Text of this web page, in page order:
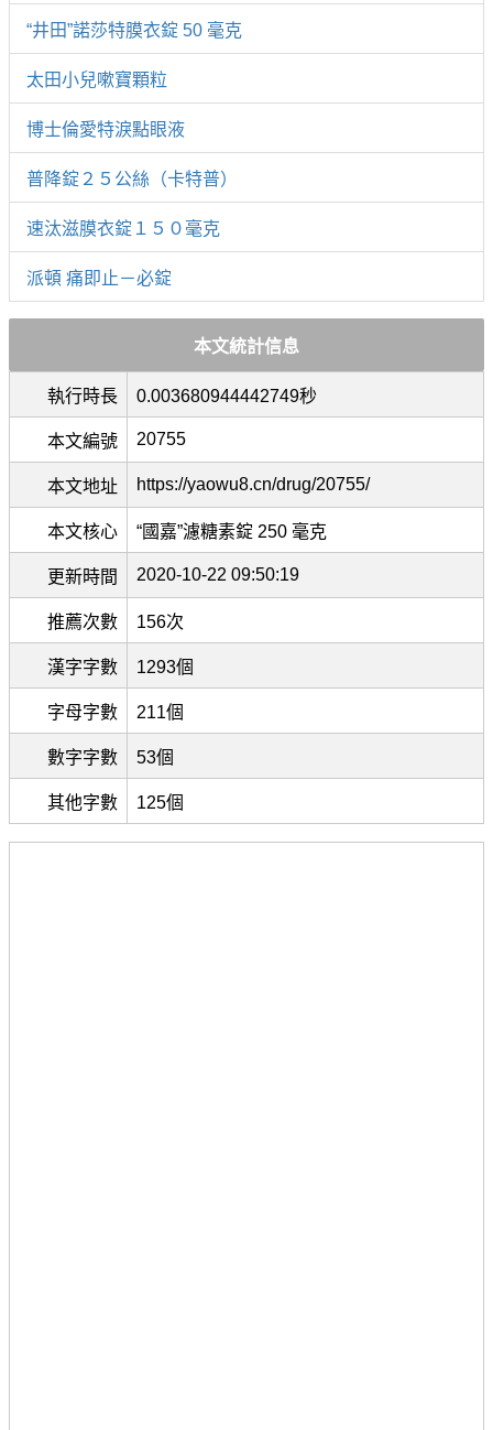
“井田”諾莎特膜衣錠 50 毫克
太田小兒嗽寶顆粒
博士倫愛特淚點眼液
普降錠２５公絲（卡特普）
速汰滋膜衣錠１５０毫克
派頓 痛即止－必錠
本文統計信息
執行時長 0.003680944442749秒
本文編號 20755
本文地址 https://yaowu8.cn/drug/20755/
本文核心 “國嘉”濾糖素錠 250 毫克
更新時間 2020-10-22 09:50:19
推薦次數 156次
漢字字數 1293個
字母字數 211個
數字字數 53個
其他字數 125個